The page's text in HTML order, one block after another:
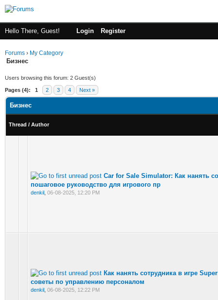
Hello There, Guest! Login Register
Forums › My Category
Бизнес
Users browsing this forum: 2 Guest(s)
Pages (4): 1 2 3 4 Next »
Бизнес
Thread / Author
Car for Sale Simulator: Как нанять
пошаговое руководство для игрового пр
denkil 06-08-2025, 12:20 PM
Как нанять сотрудника в игре
советы по управлению персоналом
denkil 06-08-2025, 12:22 PM